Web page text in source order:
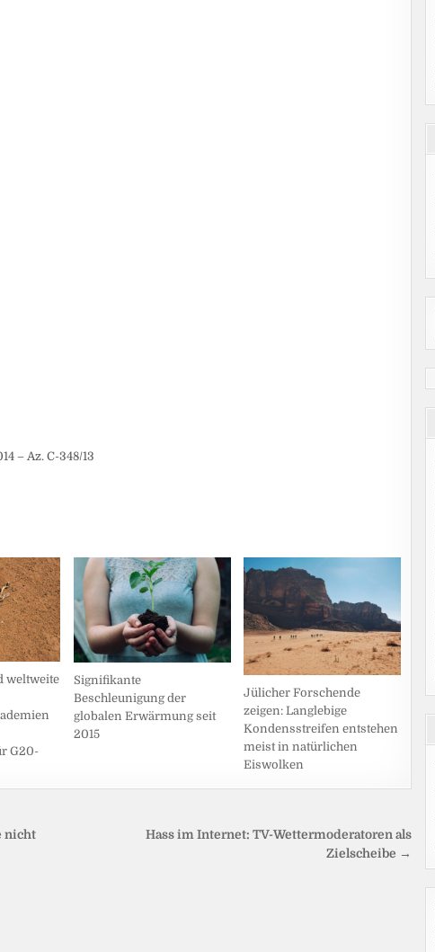
– Az. C-348/13
weltweite
G20-
Signifikante
Beschleunigung der
globalen Erwärmung seit
2015
Jülicher Forschende
zeigen: Langlebige
Kondensstreifen entstehen
meist in natürlichen
Eiswolken
Hass im Internet: TV-Wettermoderatoren als
Zielscheibe →
nicht